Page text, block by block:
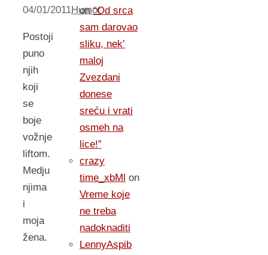
04/01/2011Humor
Postoji
puno
njih
koji
se
boje
vožnje
liftom.
Medju
njima
i
moja
žena.
on“Od srca
sam darovao
sliku, nek’
maloj
Zvezdani
donese
sreću i vrati
osmeh na
lice!”
crazy
time_xbMl on
Vreme koje
ne treba
nadoknaditi
LennyAspib